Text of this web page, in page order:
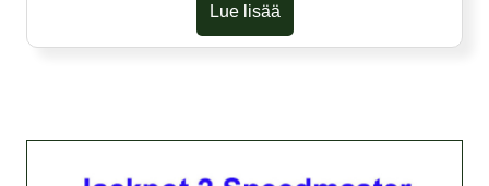
Lue lisää